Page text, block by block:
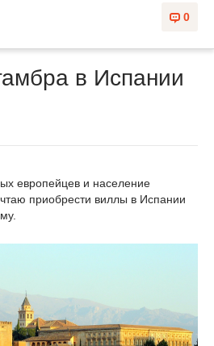
0
в Испании
европейцев и население
приобрести виллы в Испании